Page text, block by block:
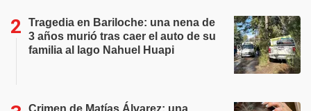
Tragedia en Bariloche: una nena de
3 años murió tras caer el auto de su
familia al lago Nahuel Huapi
Crimen de Matías Álvarez: una